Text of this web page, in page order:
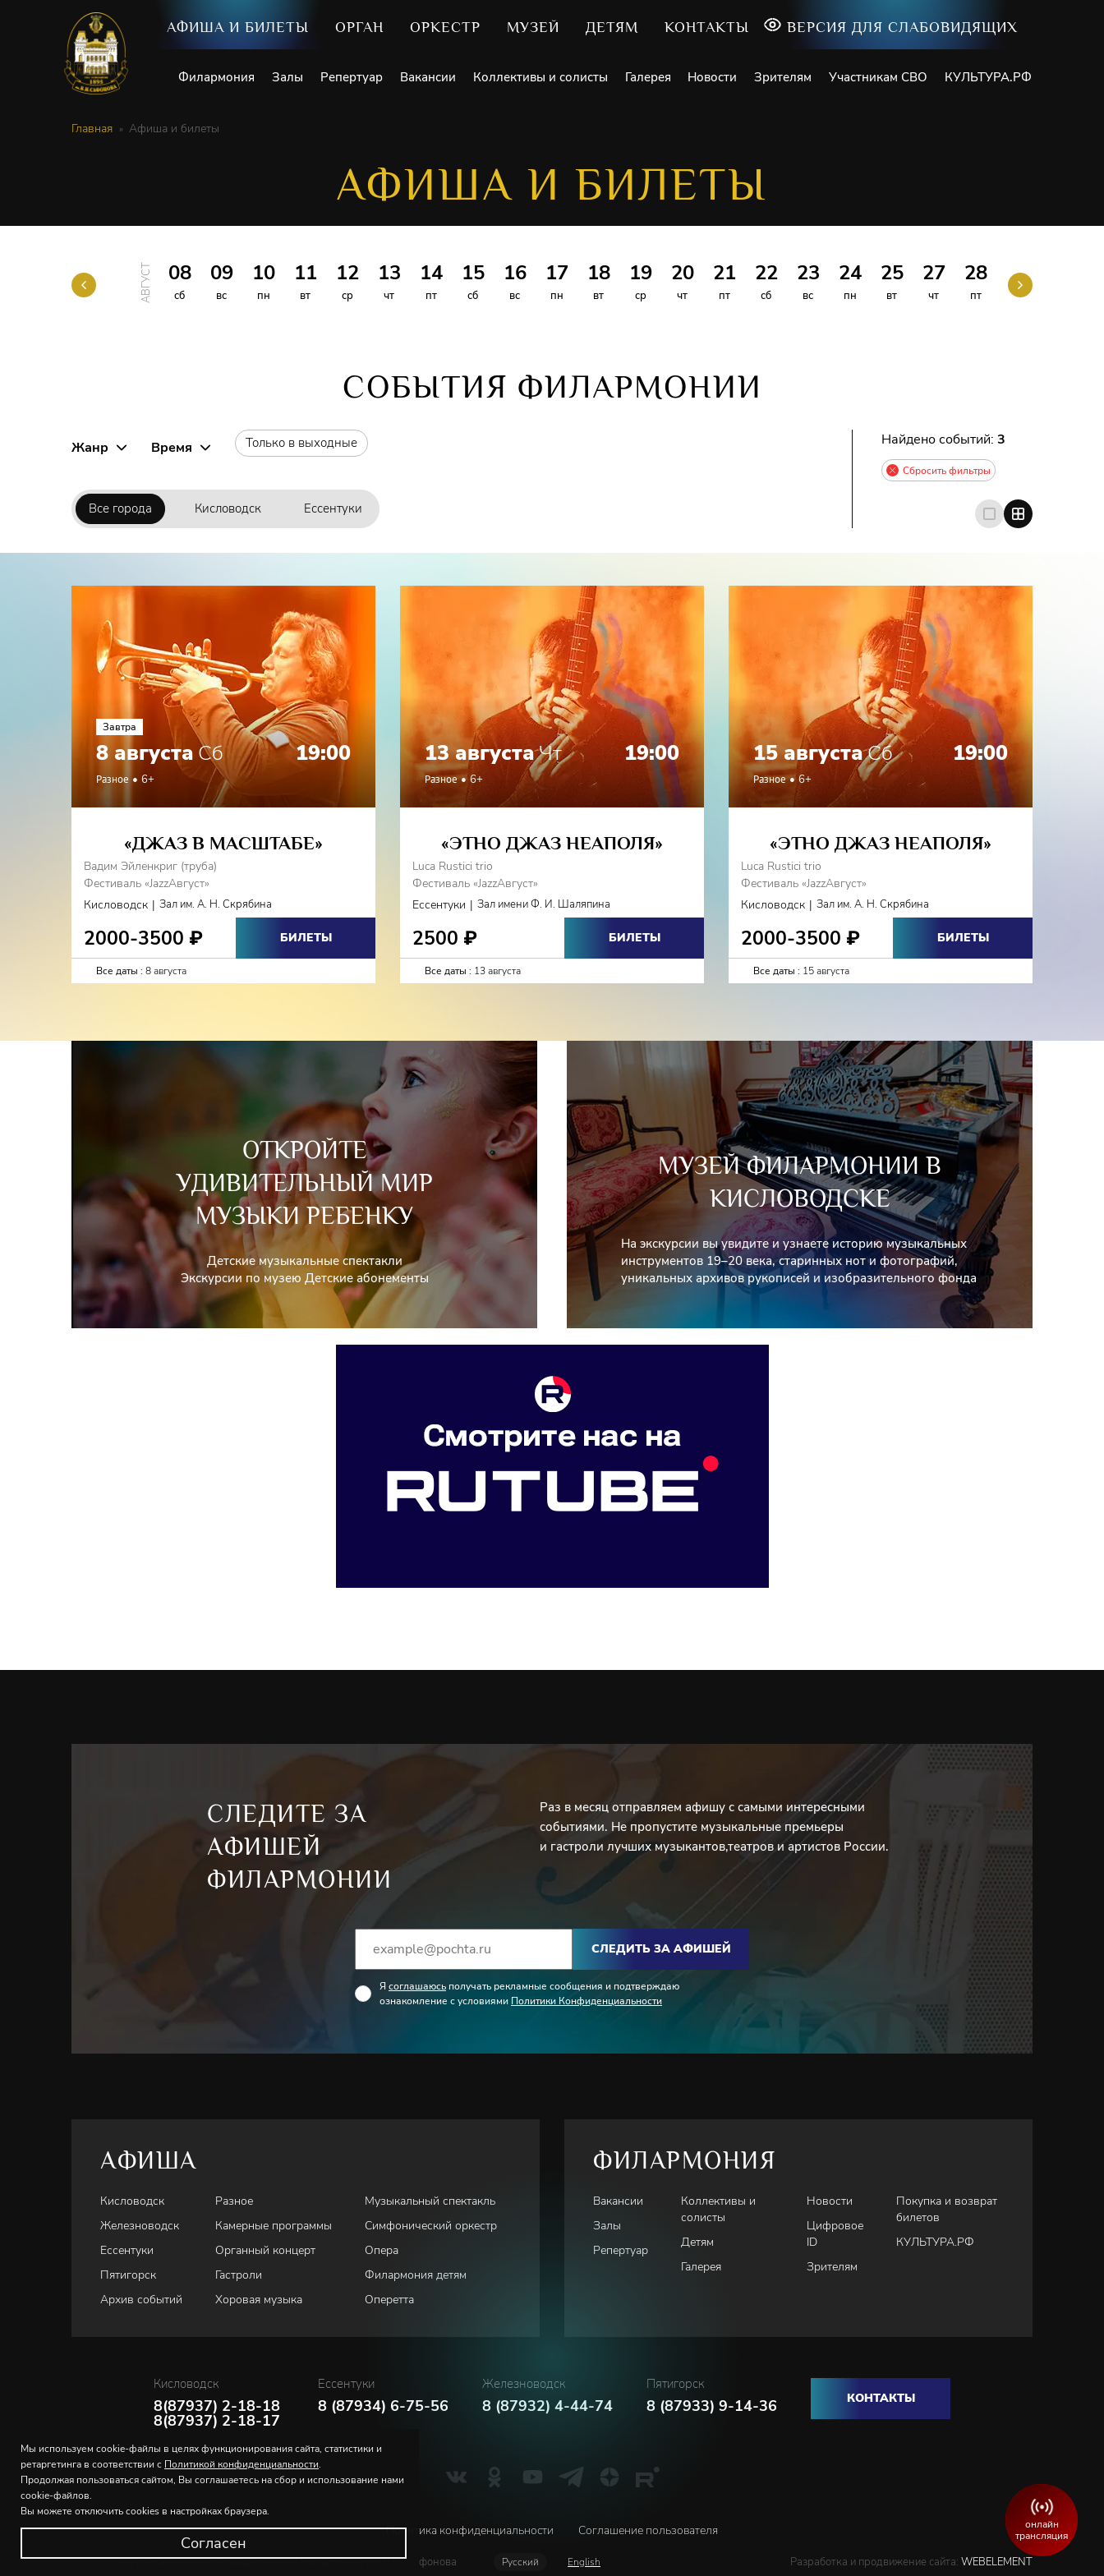
АФИША И БИЛЕТЫ ОРГАН ОРКЕСТР МУЗЕЙ ДЕТЯМ КОНТАКТЫ ВЕРСИЯ ДЛЯ СЛАБОВИДЯЩИХ
Филармония Залы Репертуар Вакансии Коллективы и солисты Галерея Новости Зрителям Участникам СВО КУЛЬТУРА.РФ
Главная Афиша и билеты
АФИША И БИЛЕТЫ
АВГУСТ 08
сб
09
вс
10
пн
11
вт
12
ср
13
чт
14
пт
15
сб
16
вс
17
пн
18
вт
19
ср
20
чт
21
пт
22
сб
23
вс
24
пн
25
вт
27
чт
28
пт
30
вс
СОБЫТИЯ ФИЛАРМОНИИ
Жанр Время Только в выходные
Все города Кисловодск Ессентуки
Найдено событий: 3
Сбросить фильтры
Завтра
8 августа Сб 19:00
Разное 6+
«ДЖАЗ В МАСШТАБЕ»
Вадим Эйленкриг (труба)
Фестиваль «JazzАвгуст»
Кисловодск | Зал им. А. Н. Скрябина
2000-3500 ₽ БИЛЕТЫ
Все даты : 8 августа
13 августаЧт 19:00
Разное 6+
«ЭТНО ДЖАЗ НЕАПОЛЯ»
Luca Rustici trio
Фестиваль «JazzАвгуст»
Ессентуки | Зал имени Ф. И. Шаляпина
2500 ₽ БИЛЕТЫ
Все даты : 13 августа
15 августаСб 19:00
Разное 6+
«ЭТНО ДЖАЗ НЕАПОЛЯ»
Luca Rustici trio
Фестиваль «JazzАвгуст»
Кисловодск | Зал им. А. Н. Скрябина
2000-3500 ₽ БИЛЕТЫ
Все даты : 15 августа
ОТКРОЙТЕ
УДИВИТЕЛЬНЫЙ МИР
МУЗЫКИ РЕБЕНКУ
Детские музыкальные спектакли
Экскурсии по музею Детские абонементы
МУЗЕЙ ФИЛАРМОНИИ В
КИСЛОВОДСКЕ
На экскурсии вы увидите и узнаете историю музыкальных
инструментов 19–20 века, старинных нот и фотографий,
уникальных архивов рукописей и изобразительного фонда
СЛЕДИТЕ ЗА
АФИШЕЙ
ФИЛАРМОНИИ
Раз в месяц отправляем афишу с самыми интересными
событиями. Не пропустите музыкальные премьеры
и гастроли лучших музыкантов,театров и артистов России.
СЛЕДИТЬ ЗА АФИШЕЙ
Я соглашаюсь получать рекламные сообщения и подтверждаю
ознакомление с условиями Политики Конфиденциальности
АФИША
Кисловодск
Железноводск
Ессентуки
Пятигорск
Архив событий
Разное
Камерные программы
Органный концерт
Гастроли
Хоровая музыка
Музыкальный спектакль
Симфонический оркестр
Опера
Филармония детям
Оперетта
ФИЛАРМОНИЯ
Вакансии
Залы
Репертуар
Коллективы и
солисты
Детям
Галерея
Новости
Цифровое
ID
Зрителям
Покупка и возврат
билетов
КУЛЬТУРА.РФ
Кисловодск
8(87937) 2-18-18
8(87937) 2-18-17
Ессентуки
8 (87934) 6-75-56
Железноводск
8 (87932) 4-44-74
Пятигорск
8 (87933) 9-14-36 КОНТАКТЫ
Политика конфиденциальности Соглашение пользователя
© 2026 Северо-Кавказская государственная филармония им. В.И. Сафонова Русский English Разработка и продвижение сайта: WEBELEMENT
Мы используем cookie-файлы в целях функционирования сайта, статистики и
ретаргетинга в соответствии с Политикой конфиденциальности.
Продолжая пользоваться сайтом, Вы соглашаетесь на сбор и использование нами
cookie-файлов.
Вы можете отключить cookies в настройках браузера.
Согласен
онлайн
трансляция